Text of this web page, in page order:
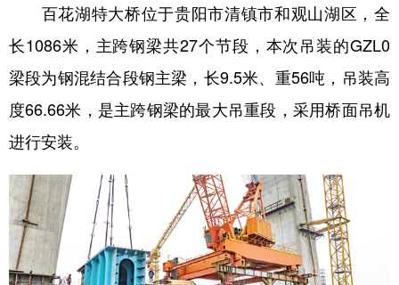
陕西 甘肃 青海 宁夏
新疆 内蒙古 黑龙江
多语种频道
English
Русский язык 日本語 한국어
Deutsch Português
百花湖特大桥位于贵阳市清镇市和观山湖区，全
长1086米，主跨钢梁共27个节段，本次吊装的GZL0
梁段为钢混结合段钢主梁，长9.5米、重56吨，吊装高
度66.66米，是主跨钢梁的最大吊重段，采用桥面吊机
进行安装。